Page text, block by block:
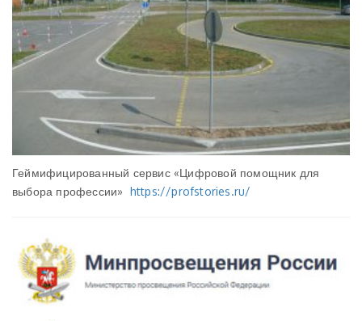
Геймифицированный сервис «Цифровой помощник для
выбора профессии» https://profstories.ru/